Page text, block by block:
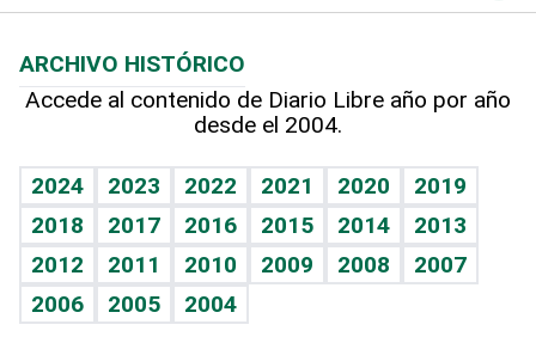
Hablando con el pediatra
Vida y familia
Eñe
Celebrando la vida
Sin complejos
Línea de hit
TBT Deportivo
Hecho en casa
Guía del dinero
Cumpleaños
Horóscopos
Crucigramas
ARCHIVO HISTÓRICO
Accede al contenido de Diario Libre año por año
desde el 2004.
2024 2023 2022 2021 2020
2019
2018
2017 2016 2015 2014
2013
2012
2011 2010 2009 2008
2007
2006
2005 2004